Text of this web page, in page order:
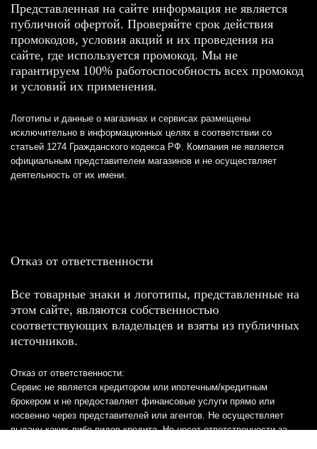
Представленная на сайте информация не является
публичной офертой. Проверяйте срок действия
промокодов, условия акций и их проведения на
сайте, где используется промокод. Мы не
гарантируем 100% работоспособность всех промокод
и условий их применения.
Логотипы и данные о магазинах и сервисах размещены
исключительно в информационных целях в соответствии со
статьей 1274 Гражданского кодекса РФ. Компания не является
официальным представителем магазинов и не осуществляет
деятельность от их имени.
Отказ от ответственности
Все товарные знаки и логотипы, представленные на
этом сайте, являются собственностью
соответствующих владельцев и взяты из публичных
источников.
Отказ от ответственности:
Сервис не является кредитором или ипотечным/кредитным
брокером и не предоставляет финансовые услуги прямо или
косвенно через представителей или агентов. Не осуществляет
выдачу каких-либо видов кредита. Не несет ответственности за